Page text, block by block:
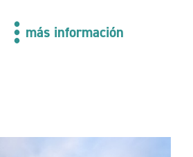
más información